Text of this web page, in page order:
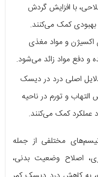
با افزایش گردش
بهبودی کمک می‌کنند.
و مواد مغذی
و دفع مواد زائد می‌شود.
اصلی درد در دیسک
و تورم در ناحیه
عملکرد کمک می‌کنند.
مختلفی از جمله
اصلاح وضعیت بدنی،